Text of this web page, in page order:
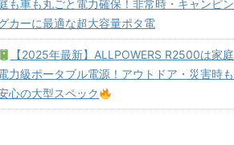
も車も丸ごと電力確保！非常時・キャンピン
カーに最適な超大容量ポタ電
【2025年最新】ALLPOWERS R2500は家庭
力級ポータブル電源！アウトドア・災害時も
心の大型スペック